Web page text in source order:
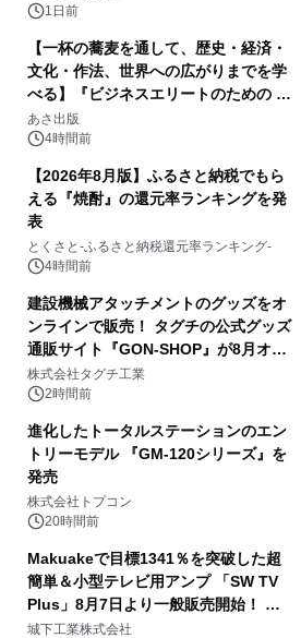
1日前
【一杯の蕎麦を通して、歴史・経済・
文化・作法、世界への広がりまでを学
べる】『ビジネスエリートのための 教
養としての蕎麦』2026年8月25日
（火）発売
あさ出版
4時間前
【2026年8月版】ふるさと納税でもら
える『焼酎』の還元率ランキングを発
表
とくさと-ふるさと納税還元率ランキング-
4時間前
建設機械アタッチメントのグッズをオ
ンラインで販売！ タグチの公式グッズ
通販サイト『GON-SHOP』が8月オー
プン
株式会社タグチ工業
2時間前
進化したトータルステーションのエン
トリーモデル 『GM-120シリーズ』を
発売
株式会社トプコン
20時間前
Makuakeで目標1341％を突破した超
簡単＆小型テレビ用アンプ 「SW TV
Plus」8月7日より一般販売開始！ ケ
ーブル1本つなぐだけ、テレビの音が
城下工業株式会社